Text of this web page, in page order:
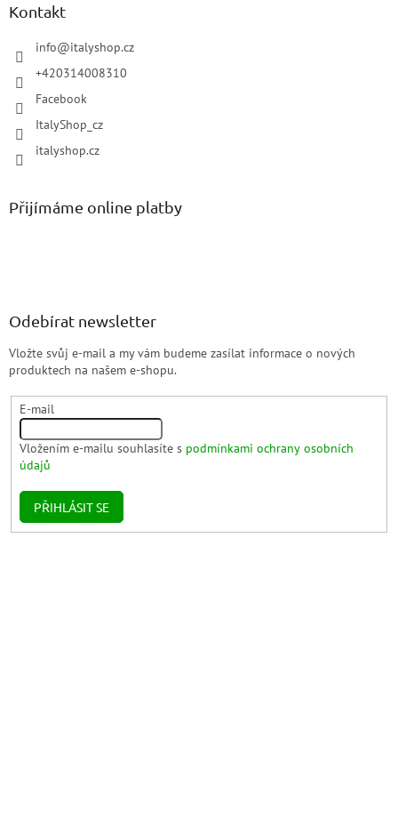
Kontakt
info@italyshop.cz
+420314008310
Facebook
ItalyShop_cz
italyshop.cz
Přijímáme online platby
Odebírat newsletter
Vložte svůj e-mail a my vám budeme zasílat informace o nových
produktech na našem e-shopu.
E-mail
Vložením e-mailu souhlasíte s podmínkami ochrany osobních
údajů
PŘIHLÁSIT SE